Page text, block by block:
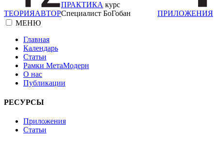
ТЕОРИЯАВТОР
ПРАКТИКА курс
Специалист БоГобан
ПРИЛОЖЕНИЯ
МЕНЮ
Главная
Календарь
Статьи
Рамки МетаМодерн
О нас
Публикации
РЕСУРСЫ
Приложения
Статьи